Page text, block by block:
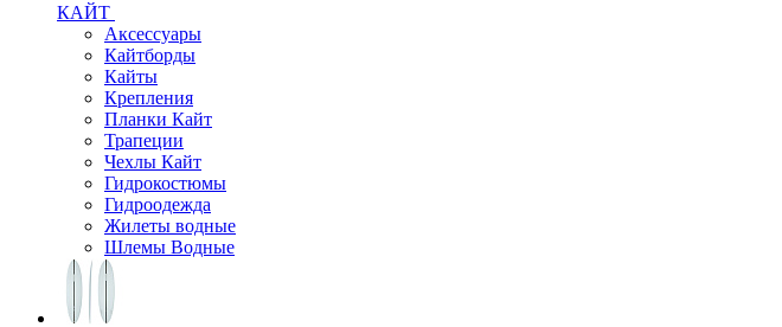
КАЙТ
Аксессуары
Кайтборды
Кайты
Крепления
Планки Кайт
Трапеции
Чехлы Кайт
Гидрокостюмы
Гидроодежда
Жилеты водные
Шлемы Водные